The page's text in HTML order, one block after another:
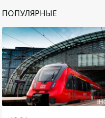
ПОПУЛЯРНЫЕ